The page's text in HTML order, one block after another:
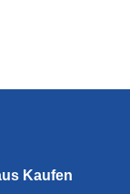
Kaufen